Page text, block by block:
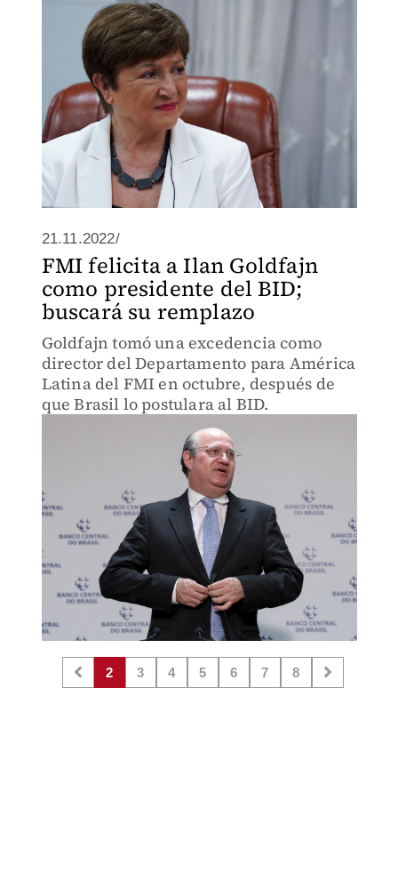
21.11.2022/
FMI felicita a Ilan Goldfajn
como presidente del BID;
buscará su remplazo
Goldfajn tomó una excedencia como
director del Departamento para América
Latina del FMI en octubre, después de
que Brasil lo postulara al BID.
2 3 4 5 6 7 8